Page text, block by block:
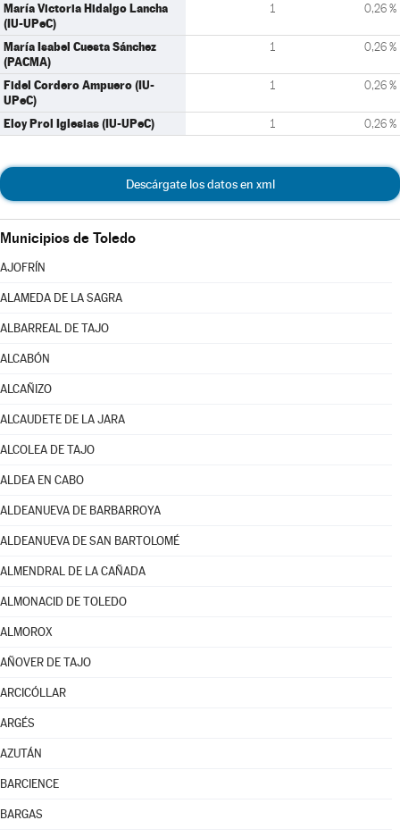
María Victoria Hidalgo Lancha
(IU-UPeC)
1 0,26 %
María Isabel Cuesta Sánchez
(PACMA)
1 0,26 %
Fidel Cordero Ampuero (IU-
UPeC)
1 0,26 %
Eloy Prol Iglesias (IU-UPeC) 1 0,26 %
Descárgate los datos en xml
Municipios de Toledo
AJOFRÍN
ALAMEDA DE LA SAGRA
ALBARREAL DE TAJO
ALCABÓN
ALCAÑIZO
ALCAUDETE DE LA JARA
ALCOLEA DE TAJO
ALDEA EN CABO
ALDEANUEVA DE BARBARROYA
ALDEANUEVA DE SAN BARTOLOMÉ
ALMENDRAL DE LA CAÑADA
ALMONACID DE TOLEDO
ALMOROX
AÑOVER DE TAJO
ARCICÓLLAR
ARGÉS
AZUTÁN
BARCIENCE
BARGAS